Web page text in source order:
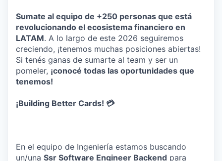
Sumate al equipo de +250 personas que está
revolucionando el ecosistema financiero en
LATAM. A lo largo de este 2026 seguiremos
creciendo, ¡tenemos muchas posiciones abiertas!
Si tenés ganas de sumarte al team y ser un
pomeler, ¡conocé todas las oportunidades que
tenemos!
¡Building Better Cards! 💳
En el equipo de Ingeniería estamos buscando
un/una Ssr Software Engineer Backend para